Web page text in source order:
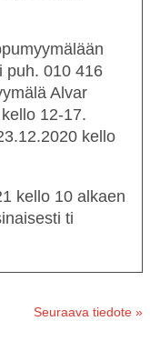
puh. 010 416
Alvar
12-17.
kello
kello 10 alkaen
ti
Seuraava tiedote »